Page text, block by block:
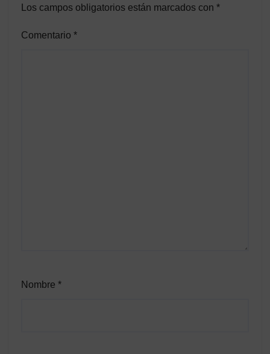
Los campos obligatorios están marcados con *
Comentario *
Nombre *